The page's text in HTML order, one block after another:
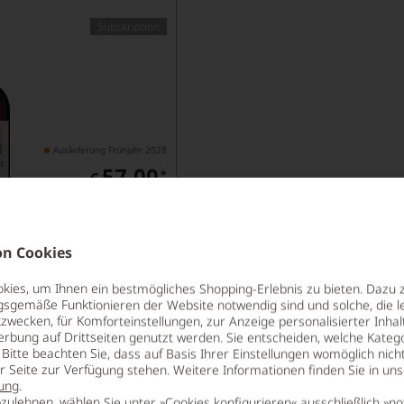
Cookies
um Ihnen ein bestmögliches Shopping-Erlebnis zu bieten. Dazu
Funktionieren der Website notwendig sind und solche, die
für Komforteinstellungen, zur Anzeige personalisierter
auf Drittseiten genutzt werden. Sie entscheiden, welche
beachten Sie, dass auf Basis Ihrer Einstellungen womöglich
Seite zur Verfügung stehen. Weitere Informationen finden Sie in
.
Auslieferung Frühjahr 2028
€57,00*
Charakter und kühle Eleganz
hat, als viele seiner berühmteren Nachbarn. Es ist
seit